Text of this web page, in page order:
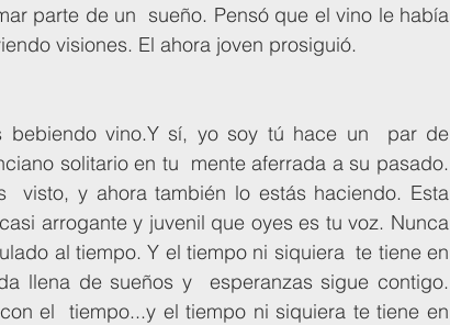
parte de un  sueño. Pensó que el vino le había
visiones. El ahora joven prosiguió.
solitario en tu  mente aferrada a su pasado.
visto, y ahora también lo estás haciendo. Esta
arrogante y juvenil que oyes es tu voz. Nunca
al tiempo. Y el tiempo ni siquiera  te tiene en
llena de sueños y  esperanzas sigue contigo.
el  tiempo...y el tiempo ni siquiera te tiene en